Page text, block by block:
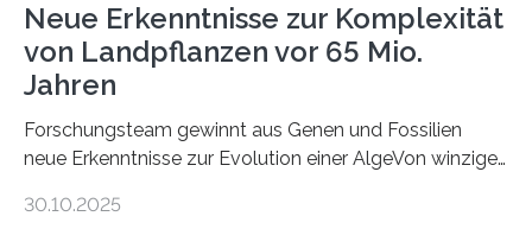
Neue Erkenntnisse zur Komplexität
von Landpflanzen vor 65 Mio.
Jahren
Forschungsteam gewinnt aus Genen und Fossilien
neue Erkenntnisse zur Evolution einer AlgeVon winzigen
Landpflanzen zählen zu den komplexesten
30.10.2025